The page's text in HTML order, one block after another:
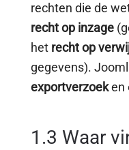
rechten die de
recht op inzage
het recht op
gegevens).
exportverzoeken
1.3 Waar